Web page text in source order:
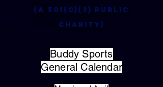
(a 501(c)(3) public
charity)
Buddy Sports
General Calendar